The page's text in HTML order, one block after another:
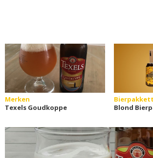
Merken
Texels Goudkoppe
Blond